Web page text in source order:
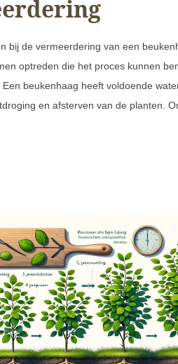
bij de vermeerdering van een
optreden die het proces kunnen
beukenhaag heeft voldoende
en afsterven van de planten.